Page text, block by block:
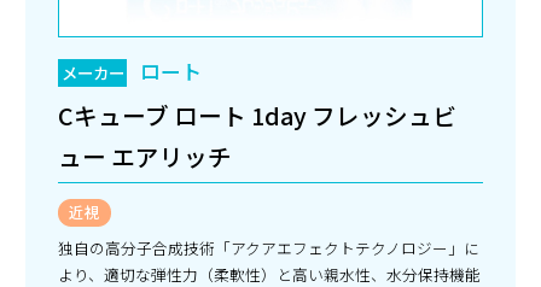
メーカー ロート
Cキューブ ロート 1day フレッシュビ
ュー エアリッチ
近視
独自の高分子合成技術「アクアエフェクトテクノロジー」に
より、適切な弾性力（柔軟性）と高い親水性、水分保持機能